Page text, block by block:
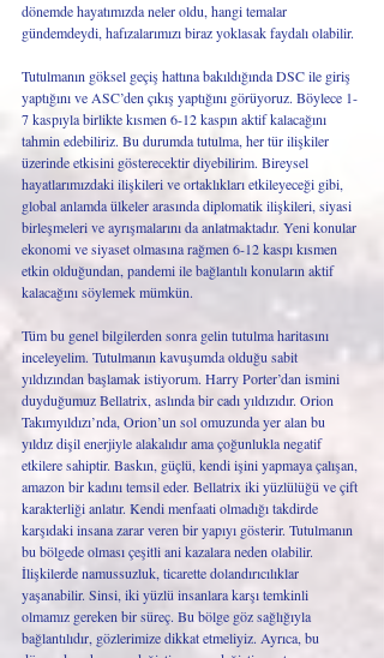
dönemde hayatımızda neler oldu, hangi temalar
gündemdeydi, hafızalarımızı biraz yoklasak faydalı olabilir.
Tutulmanın göksel geçiş hattına bakıldığında DSC ile giriş
yaptığını ve ASC’den çıkış yaptığını görüyoruz. Böylece 1-
7 kaspıyla birlikte kısmen 6-12 kaspın aktif kalacağını
tahmin edebiliriz. Bu durumda tutulma, her tür ilişkiler
üzerinde etkisini gösterecektir diyebilirim. Bireysel
hayatlarımızdaki ilişkileri ve ortaklıkları etkileyeceği gibi,
global anlamda ülkeler arasında diplomatik ilişkileri, siyasi
birleşmeleri ve ayrışmalarını da anlatmaktadır. Yeni konular
ekonomi ve siyaset olmasına rağmen 6-12 kaspı kısmen
etkin olduğundan, pandemi ile bağlantılı konuların aktif
kalacağını söylemek mümkün.
Tüm bu genel bilgilerden sonra gelin tutulma haritasını
inceleyelim. Tutulmanın kavuşumda olduğu sabit
yıldızından başlamak istiyorum. Harry Porter’dan ismini
duyduğumuz Bellatrix, aslında bir cadı yıldızıdır. Orion
Takımyıldızı’nda, Orion’un sol omuzunda yer alan bu
yıldız dişil enerjiyle alakalıdır ama çoğunlukla negatif
etkilere sahiptir. Baskın, güçlü, kendi işini yapmaya çalışan,
amazon bir kadını temsil eder. Bellatrix iki yüzlülüğü ve çift
karakterliği anlatır. Kendi menfaati olmadığı takdirde
karşıdaki insana zarar veren bir yapıyı gösterir. Tutulmanın
bu bölgede olması çeşitli ani kazalara neden olabilir.
İlişkilerde namussuzluk, ticarette dolandırıcılıklar
yaşanabilir. Sinsi, iki yüzlü insanlara karşı temkinli
olmamız gereken bir süreç. Bu bölge göz sağlığıyla
bağlantılıdır, gözlerimize dikkat etmeliyiz. Ayrıca, bu